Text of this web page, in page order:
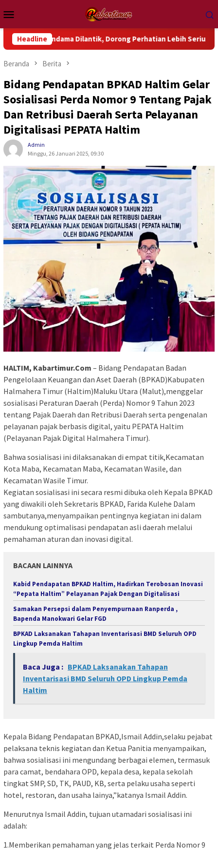
ke
kontenMobile
HeadlineDilantik, Dorong Perhatian Lebih Serius Terhadap Isu
Beranda Berita
Bidang Pendapatan BPKAD Haltim Gelar
Sosialisasi Perda Nomor 9 Tentang Pajak
Dan Retribusi Daerah Serta Pelayanan
Digitalisasi PEPATA Haltim
Admin
Minggu, 26 Januari 2025, 09:30
HALTIM, Kabartimur.Com – Bidang Pendapatan Badan
Pengelolaan Keuangan dan Aset Daerah (BPKAD)Kabupaten
Halmahera Timur (Haltim)Maluku Utara (Malut),menggelar
sosialisasi Peraturan Daerah (Perda) Nomor 9 Tahun 2023
tentang Pajak Daerah dan Retribusi Daerah serta pengenalan
pelayanan pajak berbasis digital, yaitu PEPATA Haltim
(Pelayanan Pajak Digital Halmahera Timur).
Bahwa sosialisasi ini dilaksanakan di empat titik,Kecamatan
Kota Maba, Kecamatan Maba, Kecamatan Wasile, dan
Kecamatan Wasile Timur.
Kegiatan sosialisasi ini secara resmi dibuka oleh Kepala BPKAD
yang diwakili oleh Sekretaris BPKAD, Farida Kulehe Dalam
sambutanya,menyampaikan pentingnya kegiatan ini dalam
mendukung optimalisasi pendapatan asli daerah melalui
pemahaman aturan dan inovasi digital.
BACAAN LAINNYA
Kabid Pendapatan BPKAD Haltim, Hadirkan Terobosan Inovasi
“Pepata Haltim” Pelayanan Pajak Dengan Digitalisasi
Samakan Persepsi dalam Penyempurnaan Ranperda ,
Bapenda Manokwari Gelar FGD
BPKAD Laksanakan Tahapan Inventarisasi BMD Seluruh OPD
Lingkup Pemda Haltim
Baca Juga : BPKAD Laksanakan Tahapan
Inventarisasi BMD Seluruh OPD Lingkup Pemda
Haltim
Kepala Bidang Pendapatan BPKAD,Ismail Addin,selaku pejabat
pelaksana teknis kegiatan dan Ketua Panitia menyampaikan,
bahwa sosialisasi ini mengundang berbagai elemen, termasuk
para camat, bendahara OPD, kepala desa, kepala sekolah
tingkat SMP, SD, TK, PAUD, KB, serta pelaku usaha seperti
hotel, restoran, dan usaha lainya,”katanya Ismail Addin.
Menurutnya Ismail Addin, tujuan utamadari sosialisasi ini
adalah:
1.Memberikan pemahaman yang jelas terkait Perda Nomor 9